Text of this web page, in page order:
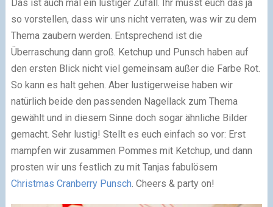
Das ist auch mal ein lustiger Zufall. Ihr müsst euch das ja
so vorstellen, dass wir uns nicht verraten, was wir zu dem
Thema zaubern werden. Entsprechend ist die
Überraschung dann groß. Ketchup und Punsch haben auf
den ersten Blick nicht viel gemeinsam außer die Farbe Rot.
So kann es halt gehen. Aber lustigerweise haben wir
natürlich beide den passenden Nagellack zum Thema
gewählt und in diesem Sinne doch sogar ähnliche Bilder
gemacht. Sehr lustig! Stellt es euch einfach so vor: Erst
mampfen wir zusammen Pommes mit Ketchup, und dann
prosten wir uns festlich zu mit Tanjas fabulösem
Christmas Cranberry Punsch. Cheers & party on!